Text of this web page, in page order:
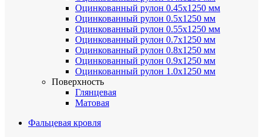
Оцинкованный рулон 0.45х1250 мм
Оцинкованный рулон 0.5х1250 мм
Оцинкованный рулон 0.55х1250 мм
Оцинкованный рулон 0.7х1250 мм
Оцинкованный рулон 0.8х1250 мм
Оцинкованный рулон 0.9х1250 мм
Оцинкованный рулон 1.0х1250 мм
Поверхность
Глянцевая
Матовая
Фальцевая кровля